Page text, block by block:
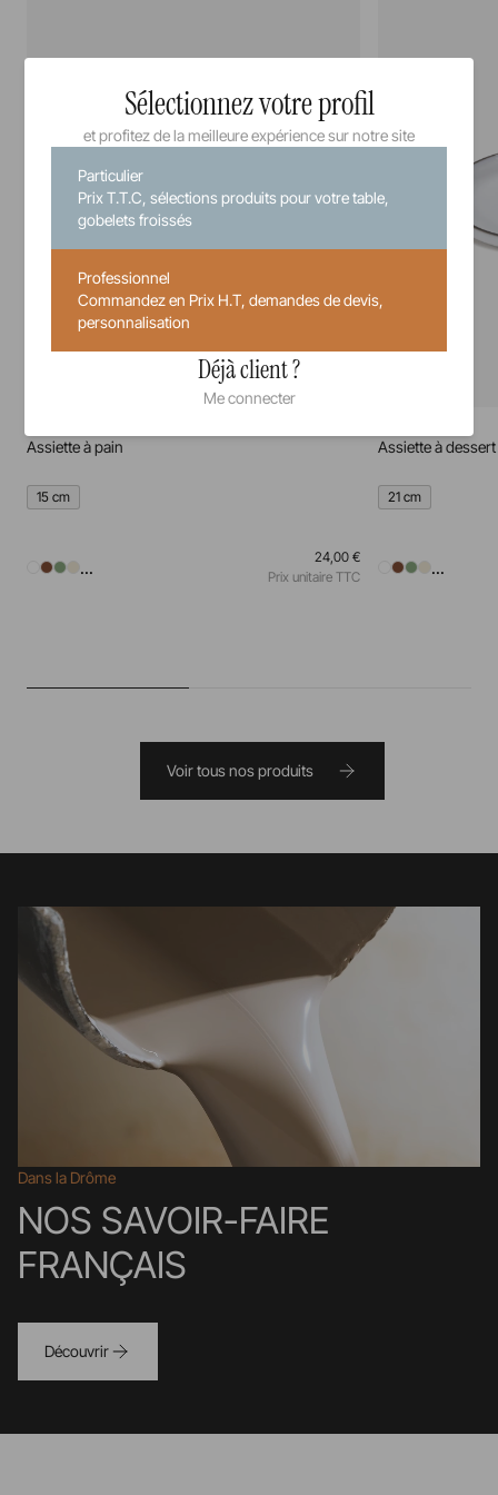
Assiette à pain
15 cm
...
24,00 €
Prix unitaire TTC
Assiette à dessert
21 cm
...
Voir tous nos produits
Dans la Drôme
NOS SAVOIR-FAIRE
FRANÇAIS
Découvrir
Sélectionnez votre profil
et profitez de la meilleure expérience sur notre site
Particulier
Prix T.T.C, sélections produits pour votre table,
gobelets froissés
Professionnel
Commandez en Prix H.T, demandes de devis,
personnalisation
Déjà client ?
Me connecter